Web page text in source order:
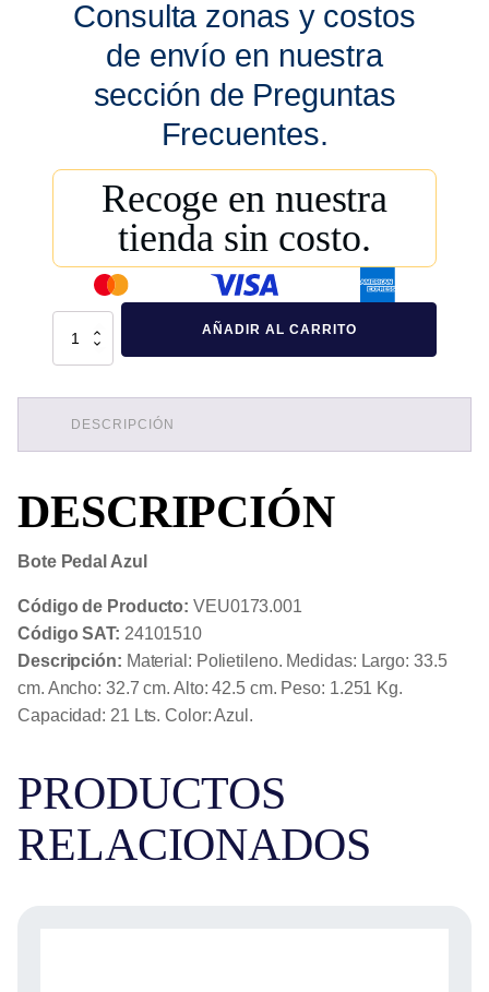
Consulta zonas y costos
de envío en nuestra
sección de Preguntas
Frecuentes.
Recoge en nuestra
tienda sin costo.
Pedal
AÑADIR AL CARRITO
DESCRIPCIÓN
DESCRIPCIÓN
Bote Pedal Azul
Código de Producto: VEU0173.001
Código SAT: 24101510
Descripción: Material: Polietileno. Medidas: Largo: 33.5
cm. Ancho: 32.7 cm. Alto: 42.5 cm. Peso: 1.251 Kg.
Capacidad: 21 Lts. Color: Azul.
PRODUCTOS
RELACIONADOS